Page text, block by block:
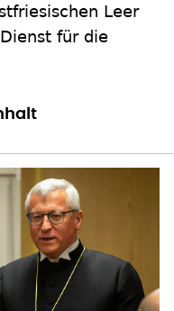
Leer
für die